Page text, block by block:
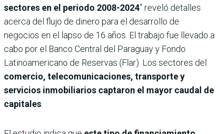
sectores en el periodo 2008-2024” reveló detalles
acerca del flujo de dinero para el desarrollo de
negocios en el lapso de 16 años. El trabajo fue llevado a
cabo por el Banco Central del Paraguay y Fondo
Latinoamericano de Reservas (Flar). Los sectores del
comercio, telecomunicaciones, transporte y
servicios inmobiliarios captaron el mayor caudal de
capitales